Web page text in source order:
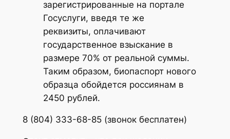
зарегистрированные на портале
Госуслуги, введя те же
реквизиты, оплачивают
государственное взыскание в
размере 70% от реальной суммы.
Таким образом, биопаспорт нового
образца обойдется россиянам в
2450 рублей.
8 (804) 333-68-85 (звонок бесплатен)